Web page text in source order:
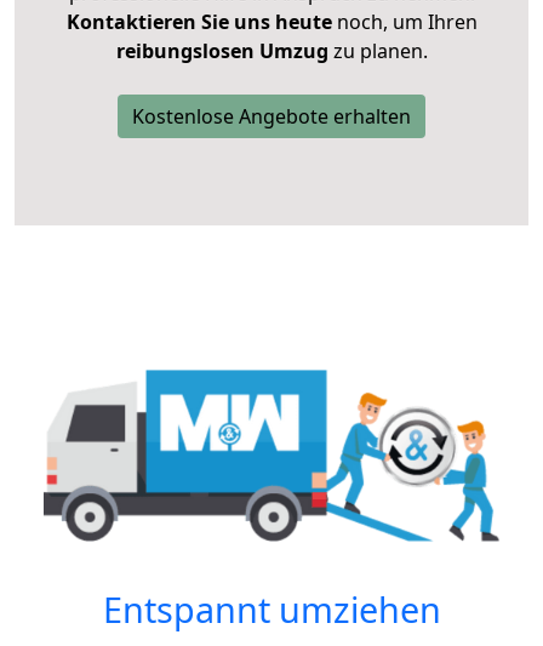
Kontaktieren Sie uns heutenoch, um Ihren
reibungslosen Umzug zu planen.
Kostenlose Angebote erhalten
Entspannt umziehen